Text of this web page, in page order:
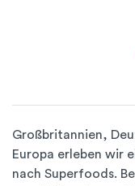
Großbritannien,
Europa erleben wir
nach Superfoods.